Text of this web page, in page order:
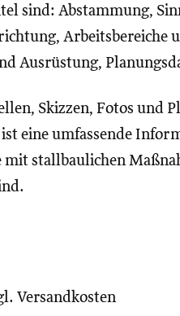
sind: Abstammung,
Arbeitsbereiche
Ausrüstung,
Skizzen, Fotos und
ist eine umfassende
mit stallbaulichen
Versandkosten